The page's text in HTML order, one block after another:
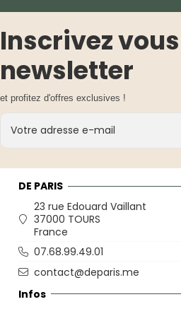
Inscrivez
newsletter
et profitez d'offres exclusives !
Infos
DE PARIS
23 rue Edouard Vaillant
37000 TOURS
France
07.68.99.49.01
contact@deparis.me